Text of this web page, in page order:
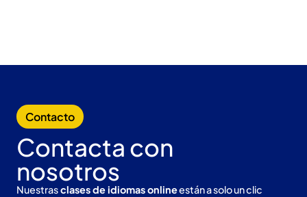
Contacto
Contacta con
nosotros
Nuestrasclases de idiomas onlineestán a solo un clic